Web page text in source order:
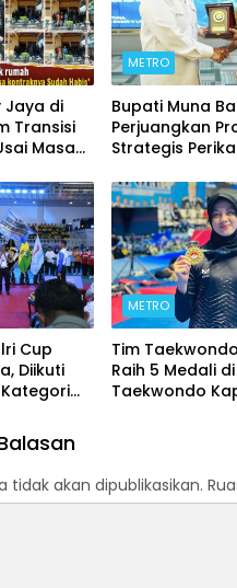
Jaya di
Transisi
Masa
METRO
Bupati Muna
Perjuangkan
Strategis
Cup
Diikuti
Kategori
METRO
Tim
Raih 5 Medali
Taekwondo
tidak akan dipublikasikan.